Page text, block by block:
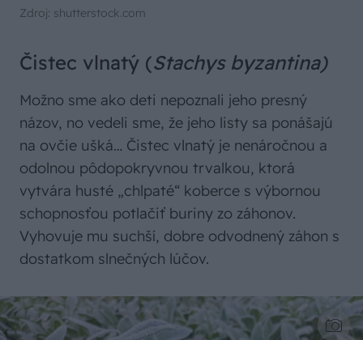
Zdroj: shutterstock.com
Čistec vlnatý (Stachys byzantina)
Možno sme ako deti nepoznali jeho presný
názov, no vedeli sme, že jeho listy sa ponášajú
na ovčie ušká… Čistec vlnatý je nenáročnou a
odolnou pôdopokryvnou trvalkou, ktorá
vytvára husté „chlpaté“ koberce s výbornou
schopnosťou potlačiť buriny zo záhonov.
Vyhovuje mu suchší, dobre odvodnený záhon s
dostatkom slnečných lúčov.